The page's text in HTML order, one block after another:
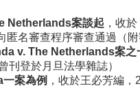
Netherlands案談起 ，收
名審查程序審查通過（附
v. The Netherlands案之
登於月旦法學雜誌）
一案為例 ，收於王必芳編